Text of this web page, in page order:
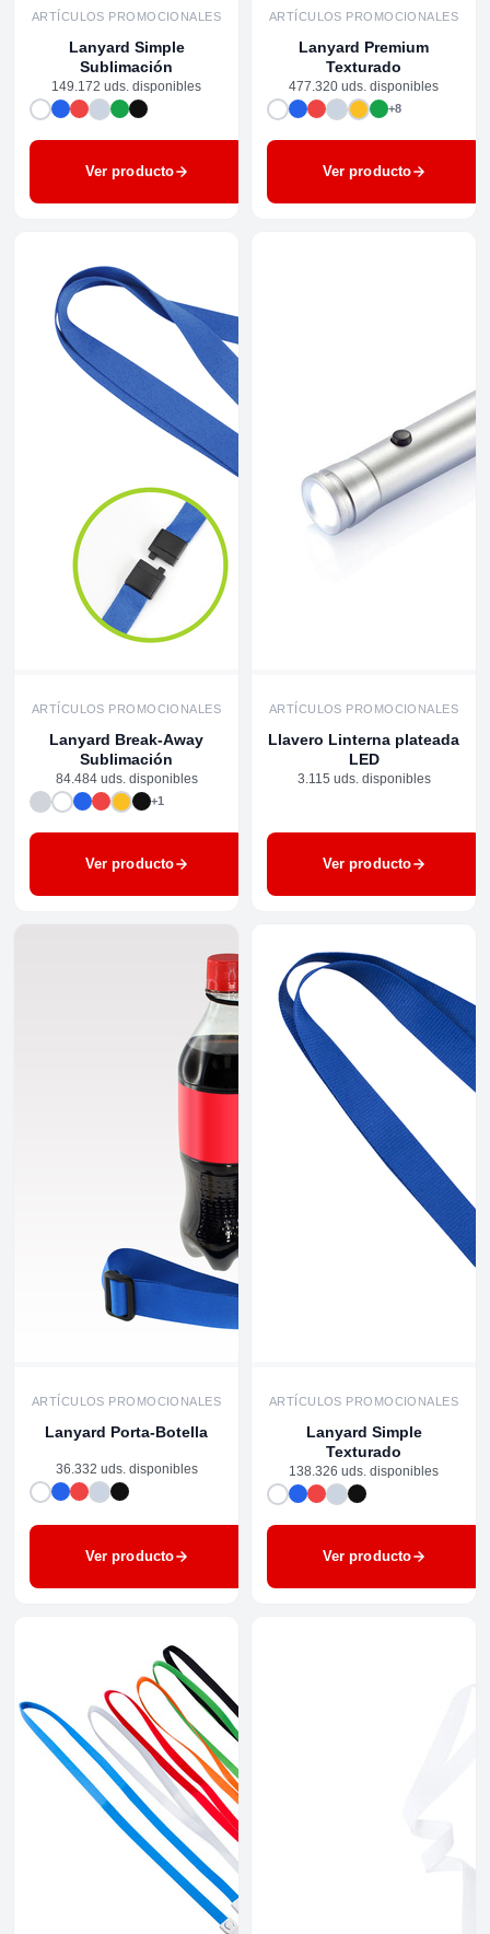
ARTÍCULOS PROMOCIONALES
Lanyard Simple
Sublimación
149.172 uds. disponibles
Ver producto
ARTÍCULOS PROMOCIONALES
Lanyard Premium
Texturado
477.320 uds. disponibles
+8
Ver producto
ARTÍCULOS PROMOCIONALES
Lanyard Break-Away
Sublimación
84.484 uds. disponibles
+1
Ver producto
ARTÍCULOS PROMOCIONALES
Llavero Linterna plateada
LED
3.115 uds. disponibles
Ver producto
ARTÍCULOS PROMOCIONALES
Lanyard Porta-Botella
36.332 uds. disponibles
Ver producto
ARTÍCULOS PROMOCIONALES
Lanyard Simple
Texturado
138.326 uds. disponibles
Ver producto